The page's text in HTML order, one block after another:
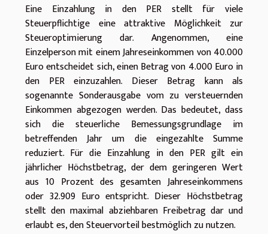
Eine Einzahlung in den PER stellt für viele
Steuerpflichtige eine attraktive Möglichkeit zur
Steueroptimierung dar. Angenommen, eine
Einzelperson mit einem Jahreseinkommen von 40.000
Euro entscheidet sich, einen Betrag von 4.000 Euro in
den PER einzuzahlen. Dieser Betrag kann als
sogenannte Sonderausgabe vom zu versteuernden
Einkommen abgezogen werden. Das bedeutet, dass
sich die steuerliche Bemessungsgrundlage im
betreffenden Jahr um die eingezahlte Summe
reduziert. Für die Einzahlung in den PER gilt ein
jährlicher Höchstbetrag, der dem geringeren Wert
aus 10 Prozent des gesamten Jahreseinkommens
oder 32.909 Euro entspricht. Dieser Höchstbetrag
stellt den maximal abziehbaren Freibetrag dar und
erlaubt es, den Steuervorteil bestmöglich zu nutzen.